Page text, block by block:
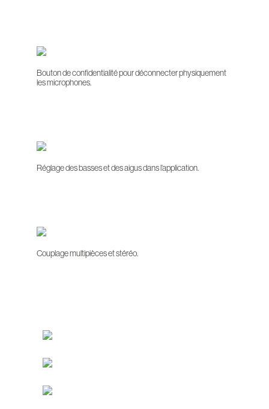
Bouton de confidentialité pour déconnecter physiquement
les microphones.
Réglage des basses et des aigus dans l’application.
Couplage multipièces et stéréo.